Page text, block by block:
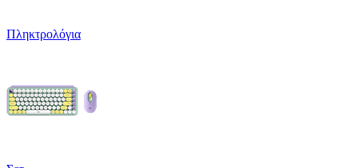
Πληκτρολόγια